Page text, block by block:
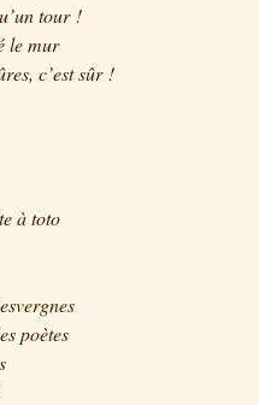
tour !
le mur
c’est sûr !
à toto
poètes